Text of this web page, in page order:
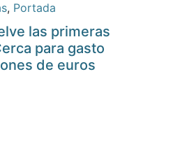
, Portada
las primeras
para gasto
de euros